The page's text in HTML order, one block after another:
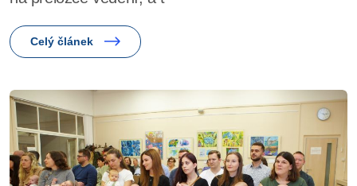
Celý článek